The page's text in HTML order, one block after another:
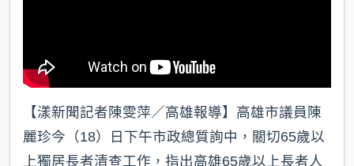
【漾新聞記者陳雯萍／高雄報導】高雄市議員陳
麗珍今（18）日下午市政總質詢中，關切65歲以
上獨居長者清查工作，指出高雄65歲以上長者人